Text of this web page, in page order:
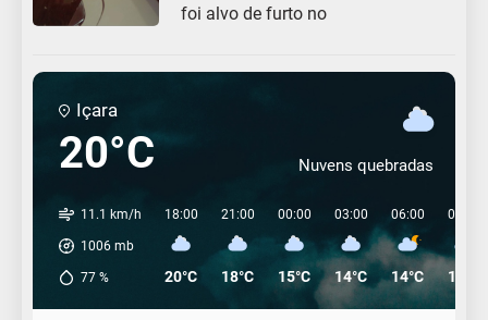
foi alvo de furto no
Içara
20°C Nuvens quebradas
11.1 km/h
1006 mb
77 %
18:00
20°C
21:00
18°C
00:00
15°C
03:00
14°C
06:00
14°C
09:00
14°C